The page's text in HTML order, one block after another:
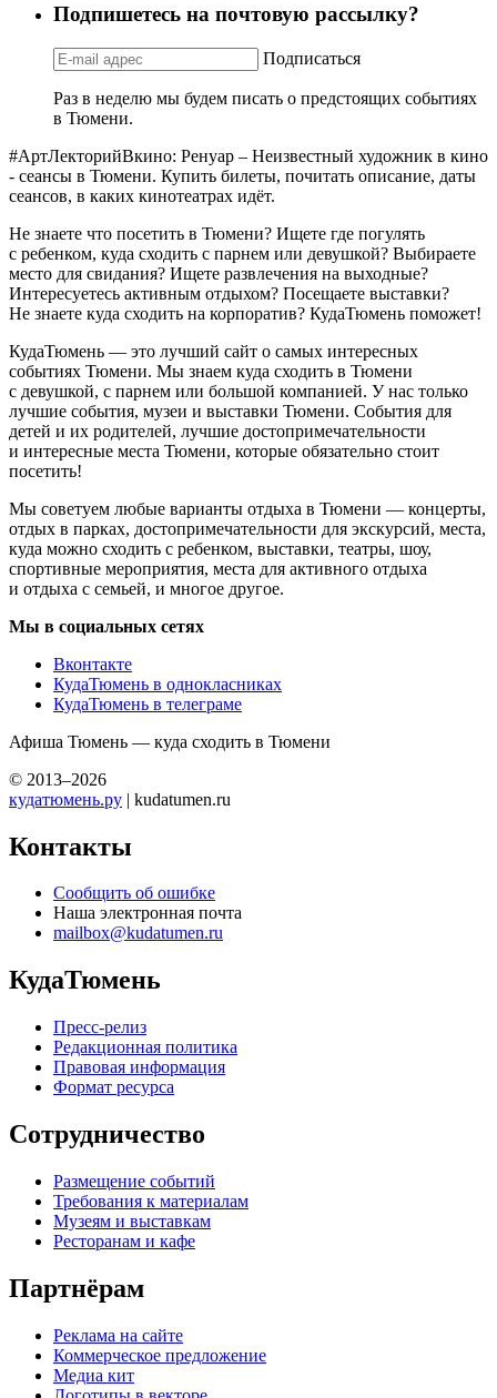
Подпишетесь на почтовую рассылку?
Подписаться
Раз в неделю мы будем писать о предстоящих событиях
в Тюмени.
#АртЛекторийВкино: Ренуар – Неизвестный художник в кино
- сеансы в Тюмени. Купить билеты, почитать описание, даты
сеансов, в каких кинотеатрах идёт.
Не знаете что посетить в Тюмени? Ищете где погулять
с ребенком, куда сходить с парнем или девушкой? Выбираете
место для свидания? Ищете развлечения на выходные?
Интересуетесь активным отдыхом? Посещаете выставки?
Не знаете куда сходить на корпоратив? КудаТюмень поможет!
КудаТюмень — это лучший сайт о самых интересных
событиях Тюмени. Мы знаем куда сходить в Тюмени
с девушкой, с парнем или большой компанией. У нас только
лучшие события, музеи и выставки Тюмени. События для
детей и их родителей, лучшие достопримечательности
и интересные места Тюмени, которые обязательно стоит
посетить!
Мы советуем любые варианты отдыха в Тюмени — концерты,
отдых в парках, достопримечательности для экскурсий, места,
куда можно сходить с ребенком, выставки, театры, шоу,
спортивные мероприятия, места для активного отдыха
и отдыха с семьей, и многое другое.
Мы в социальных сетях
Вконтакте
КудаТюмень в однокласниках
КудаТюмень в телеграме
Афиша Тюмень — куда сходить в Тюмени
© 2013–2026
кудатюмень.ру | kudatumen.ru
Контакты
Сообщить об ошибке
Наша электронная почта
mailbox@kudatumen.ru
КудаТюмень
Пресс-релиз
Редакционная политика
Правовая информация
Формат ресурса
Сотрудничество
Размещение событий
Требования к материалам
Музеям и выставкам
Ресторанам и кафе
Партнёрам
Реклама на сайте
Коммерческое предложение
Медиа кит